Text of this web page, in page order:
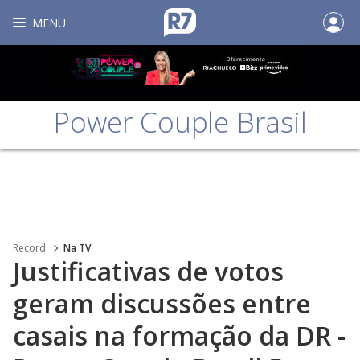
MENU
Power Couple Brasil
Record Na TV
Justificativas de votos
geram discussões entre
casais na formação da DR -